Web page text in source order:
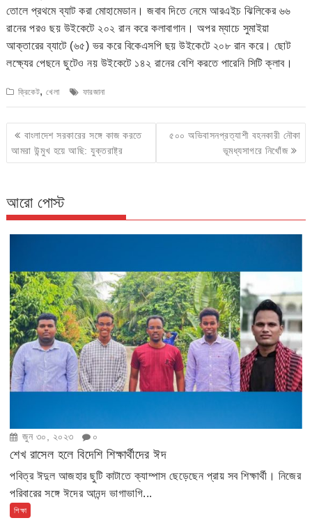
তোলে প্রথমে ব্যাট করা মোহামেডান। জবাব দিতে নেমে আরএইচ ঝিলিকের ৬৬
রানের পরও ছয় উইকেটে ২০২ রান করে কলাবাগান। অপর ম্যাচে সুমাইয়া
আক্তারের ব্যাটে (৬৫) ভর করে বিকেএসপি ছয় উইকেটে ২০৮ রান করে। ছোট
লক্ষ্যের পেছনে ছুটেও নয় উইকেটে ১৪২ রানের বেশি করতে পারেনি সিটি ক্লাব।
ক্রিকেট,খেলা ফারজানা
Post
navigation
বাংলাদেশ সরকারের সঙ্গে কাজ করতে
আমরা উন্মুখ হয়ে আছি: যুক্তরাষ্ট্র
৫০০ অভিবাসনপ্রত্যাশী বহনকারী নৌকা
ভূমধ্যসাগরে নিখোঁজ
আরো পোস্ট
জুন ৩০, ২০২৩ ০
শেখ রাসেল হলে বিদেশি শিক্ষার্থীদের ঈদ
পবিত্র ঈদুল আজহার ছুটি কাটাতে ক্যাম্পাস ছেড়েছেন প্রায় সব শিক্ষার্থী। নিজের
পরিবারের সঙ্গে ঈদের আনন্দ ভাগাভাগি...
শিক্ষা